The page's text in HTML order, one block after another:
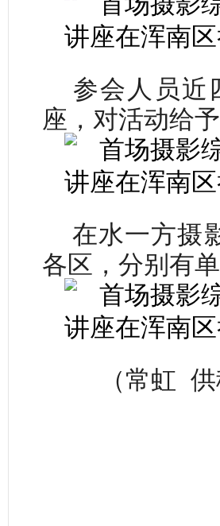
参会人员近
座，对活动给
在水一方摄
各区，分别有
（常虹 供